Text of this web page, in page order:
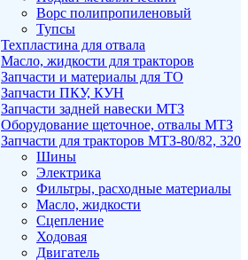
Ворс полипропиленовый
Тупсы
Техпластина для отвала
Масло, жидкости для тракторов
Запчасти и материалы для ТО
Запчасти ПКУ, КУН
Запчасти задней навески МТЗ
Оборудование щеточное, отвалы МТЗ
Запчасти для тракторов МТЗ-80/82, 320
Шины
Электрика
Фильтры, расходные материалы
Масло, жидкости
Сцепление
Ходовая
Двигатель